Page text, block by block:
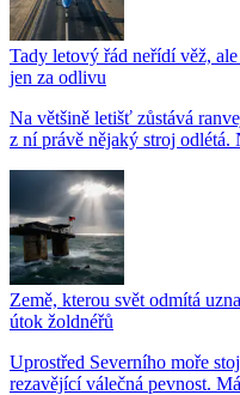
Tady letový řád neřídí věž,
jen za odlivu
Na většině letišť zůstává
z ní právě nějaký stroj odlétá.
Země, kterou svět odmítá
útok žoldnéřů
Uprostřed Severního moře
rezavějící válečná pevnost.